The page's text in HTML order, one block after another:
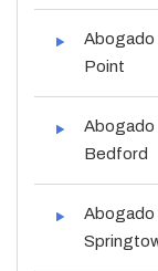
Abogado
Point
Abogado
Bedford
Abogado